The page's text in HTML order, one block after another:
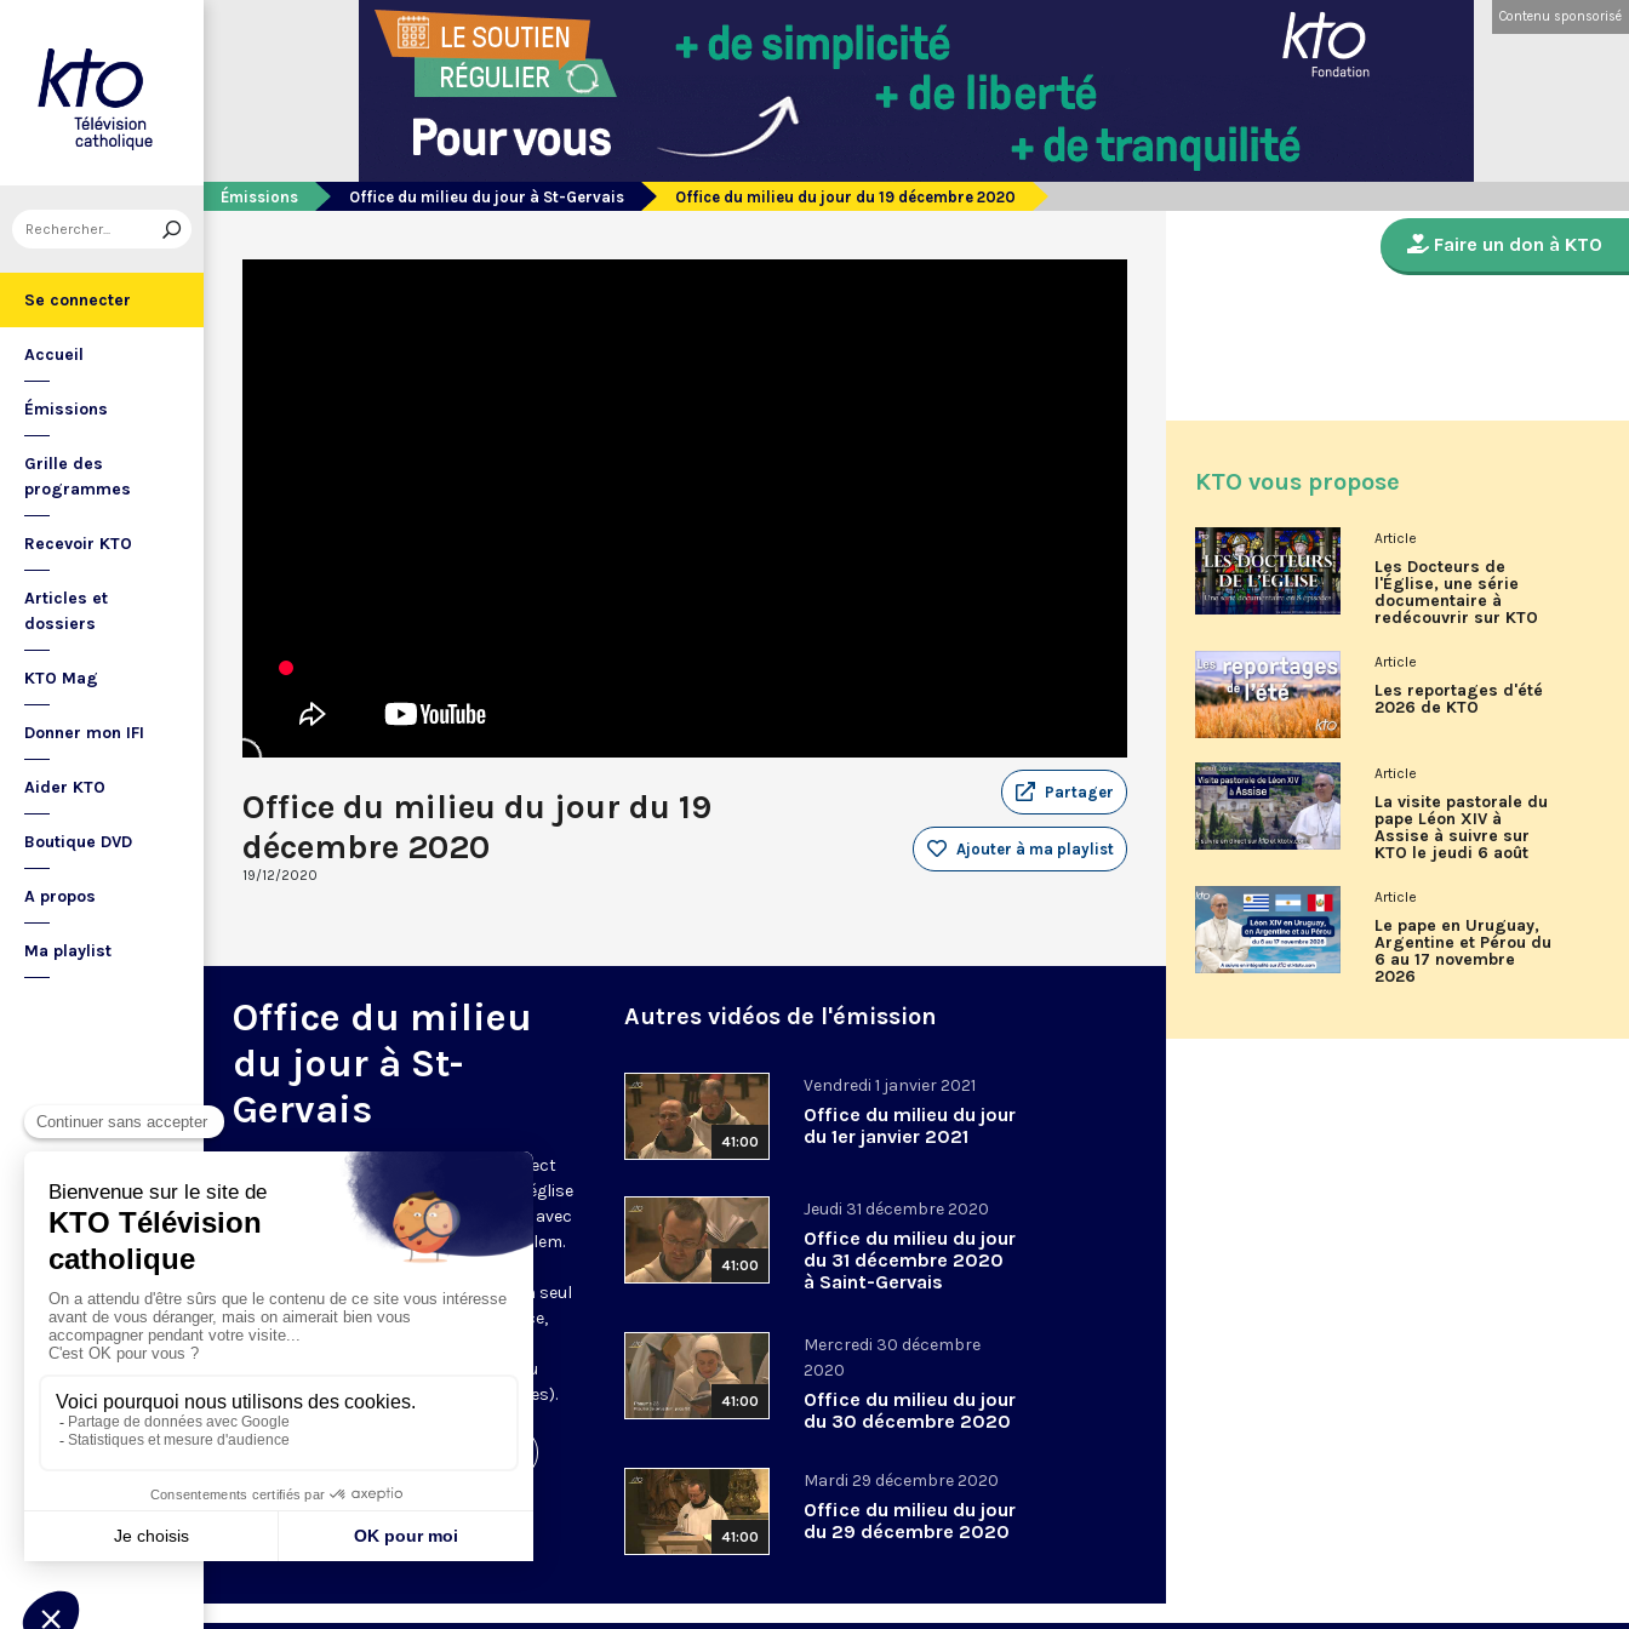
Se connecter
Accueil
Émissions
Grille des
programmes
Recevoir KTO
Articles et
dossiers
KTO Mag
Donner mon IFI
Aider KTO
Boutique DVD
A propos
Ma playlist
Contenu sponsorisé
Émissions Office du milieu du jour à St-Gervais Office du milieu du jour du 19 décembre 2020
Office du milieu du jour du 19
décembre 2020
19/12/2020
Partager
Ajouter à ma playlist
Office du milieu
du jour à St-
Gervais
Du mardi au samedi, KTO diffuse en direct
l’office du milieu du jour, en direct de l’église
Saint-Gervais-Saint-Protais (Paris 4e), avec
les Fraternités Monastiques de Jérusalem.
L’Office du Milieu du Jour regroupe, en
particulier, «au milieu du jour» et en un seul
office, les heures monastiques de Tierce,
Sexte et None. Il permet à l’Église de
retrouver son Seigneur entre l’office du
matin (Laudes) et l’office du soir (Vêpres).
Autres vidéos de l'émission
41:00
Vendredi 1 janvier 2021
Office du milieu du jour
du 1er janvier 2021
41:00
Jeudi 31 décembre 2020
Office du milieu du jour
du 31 décembre 2020
à Saint-Gervais
41:00
Mercredi 30 décembre
2020
Office du milieu du jour
du 30 décembre 2020
41:00
Mardi 29 décembre 2020
Office du milieu du jour
du 29 décembre 2020
Faire un don à KTO
KTO vous propose
Article
Les Docteurs de
l'Église, une série
documentaire à
redécouvrir sur KTO
Article
Les reportages d'été
2026 de KTO
Article
La visite pastorale du
pape Léon XIV à
Assise à suivre sur
KTO le jeudi 6 août
Article
Le pape en Uruguay,
Argentine et Pérou du
6 au 17 novembre
2026